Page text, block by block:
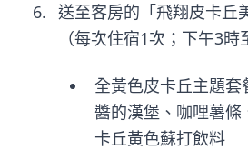
送至客房的「飛翔皮卡丘
（每次住宿1次；下午3時
全黃色皮卡丘主題
醬的漢堡、咖哩薯條
卡丘黃色蘇打飲料